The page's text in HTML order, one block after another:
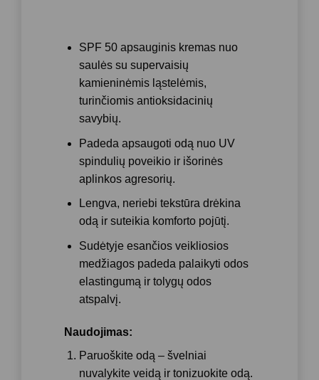
SPF 50 apsauginis kremas nuo
saulės su supervaisių
kamieninėmis ląstelėmis,
turinčiomis antioksidacinių
savybių.
Padeda apsaugoti odą nuo UV
spindulių poveikio ir išorinės
aplinkos agresorių.
Lengva, neriebi tekstūra drėkina
odą ir suteikia komforto pojūtį.
Sudėtyje esančios veikliosios
medžiagos padeda palaikyti odos
elastingumą ir tolygų odos
atspalvį.
Naudojimas:
Paruoškite odą – švelniai
nuvalykite veidą ir tonizuokite odą.